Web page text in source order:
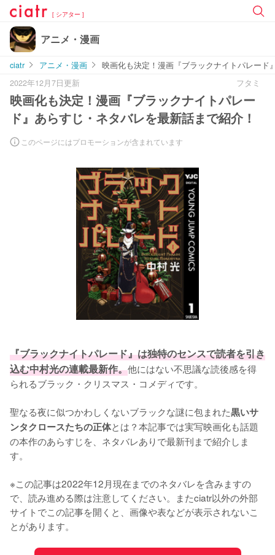
[ シアター ]
アニメ・漫画
ciatr アニメ・漫画
映画化も決定！漫画『ブラックナイトパレード
2022年12月7日更新
フタミ
映画化も決定！漫画『ブラックナイトパレー
ド』あらすじ・ネタバレを最新話まで紹介！
このページにはプロモーションが含まれています
『ブラックナイトパレード』は独特のセンスで読者を引き
込む中村光の連載最新作。他にはない不思議な読後感を得
られるブラック・クリスマス・コメディです。
聖なる夜に似つかわしくないブラックな謎に包まれた黒いサ
ンタクロースたちの正体とは？本記事では実写映画化も話題
の本作のあらすじを、ネタバレありで最新刊まで紹介しま
す。
※この記事は2022年12月現在までのネタバレを含みますの
で、読み進める際は注意してください。またciatr以外の外部
サイトでこの記事を開くと、画像や表などが表示されないこ
とがあります。